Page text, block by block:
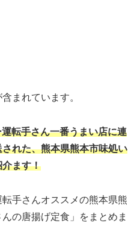
まれています。
転手さん一番うまい店に連
された、熊本県熊本市味処い
介ます！
手さんオススメの熊本県熊
の唐揚げ定食」をまとめま